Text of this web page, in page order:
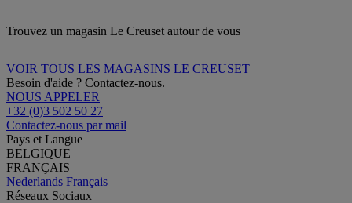
Trouvez un magasin Le Creuset autour de vous
VOIR TOUS LES MAGASINS LE CREUSET
Besoin d'aide ? Contactez-nous.
NOUS APPELER
+32 (0)3 502 50 27
Contactez-nous par mail
Pays et Langue
BELGIQUE
FRANÇAIS
Nederlands Français
Réseaux Sociaux